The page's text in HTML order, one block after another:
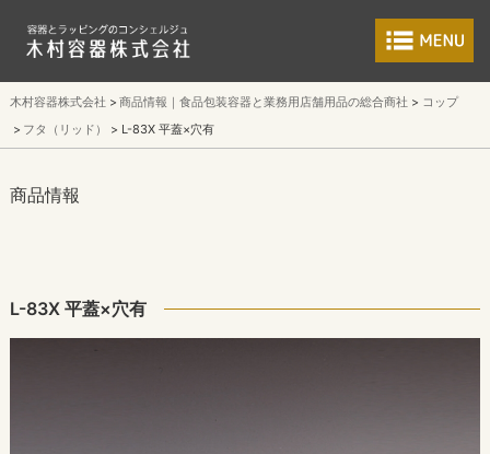
食品包装容器と
木村容器株式会社 商品情報｜食品包装容器と業務用店舗用品の総合商社
コップ
フタ（リッド）
L-83X 平蓋×穴有
商品情報
L-83X 平蓋×穴有